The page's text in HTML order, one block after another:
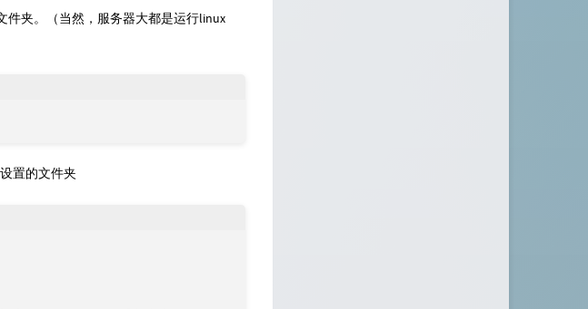
件夹。（当然，服务器大都是运行linux
置的文件夹